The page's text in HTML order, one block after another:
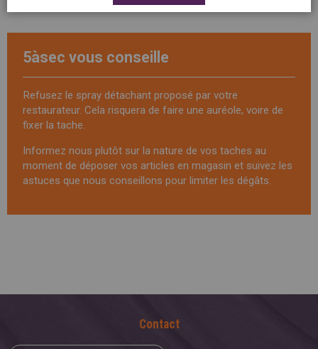
vêtements comme neufs.
5àsec vous conseille
Refusez le spray détachant proposé par votre
restaurateur. Cela risquera de faire une auréole, voire de
fixer la tache.
Informez nous plutôt sur la nature de vos taches au
moment de déposer vos articles en magasin et suivez les
astuces que nous conseillons pour limiter les dégâts.
Contact